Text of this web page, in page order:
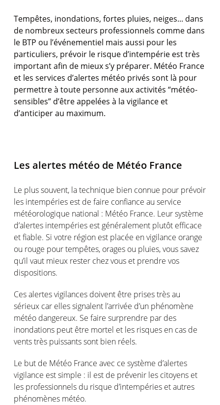
Tempêtes, inondations, fortes pluies, neiges... dans
de nombreux secteurs professionnels comme dans
le BTP ou l’événementiel mais aussi pour les
particuliers, prévoir le risque d’intempérie est très
important afin de mieux s’y préparer. Météo France
et les services d’alertes météo privés sont là pour
permettre à toute personne aux activités “météo-
sensibles” d’être appelées à la vigilance et
d’anticiper au maximum.
Les alertes météo de Météo France
Le plus souvent, la technique bien connue pour prévoir
les intempéries est de faire confiance au service
météorologique national : Météo France. Leur système
d’alertes intempéries est généralement plutôt efficace
et fiable. Si votre région est placée en vigilance orange
ou rouge pour tempêtes, orages ou pluies, vous savez
qu’il vaut mieux rester chez vous et prendre vos
dispositions.
Ces alertes vigilances doivent être prises très au
sérieux car elles signalent l’arrivée d’un phénomène
météo dangereux. Se faire surprendre par des
inondations peut être mortel et les risques en cas de
vents très puissants sont bien réels.
Le but de Météo France avec ce système d’alertes
vigilance est simple : il est de prévenir les citoyens et
les professionnels du risque d’intempéries et autres
phénomènes météo.